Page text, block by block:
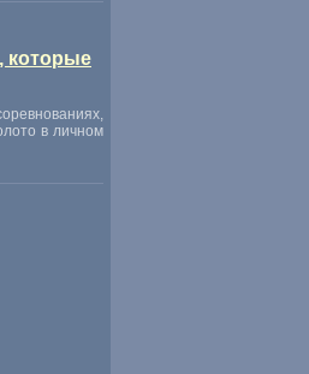
которые
в личном